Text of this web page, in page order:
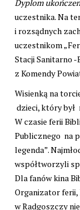
Dyplom
uczestnika. Na
i rozsądnych
uczestnikom
Stacji Sanitarno
z Komendy
Wisienką na
dzieci, który był
W czasie ferii
Publicznego na
legenda”.
współtworzyli
Dla fanów kina
Organizator ferii,
w Radgoszczy